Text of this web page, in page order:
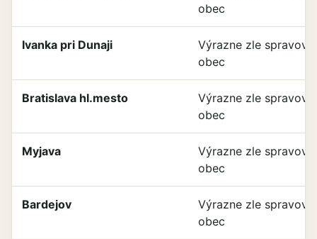
obec
Ivanka pri Dunaji
Výrazne zle
obec
Bratislava hl.mesto
Výrazne zle
obec
Myjava
Výrazne zle
obec
Bardejov
Výrazne zle
obec